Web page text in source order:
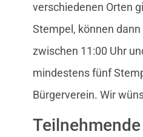
verschiedenen Orten
Stempel, können
zwischen 11:00 Uhr
mindestens fünf
Bürgerverein. Wir